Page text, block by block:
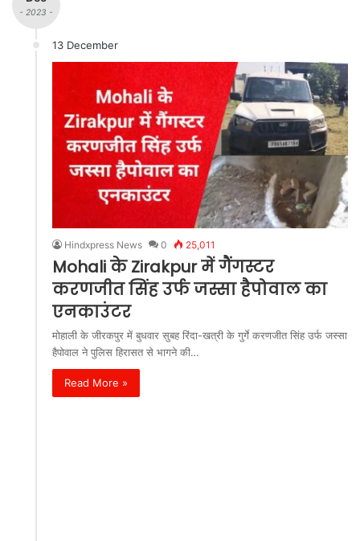
- 2023 -
13 December
Hindxpress News 0 25,011
Mohali के Zirakpur में गैंगस्टर
करणजीत सिंह उर्फ जस्सा हैपोवाल का
एनकाउंटर
मोहाली के जीरकपुर में बुधवार सुबह रिंदा-खत्री के गुर्गे करणजीत सिंह उर्फ जस्सा
हैपोवाल ने पुलिस हिरासत से भागने की…
Read More »